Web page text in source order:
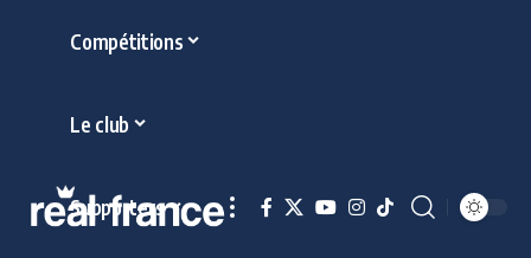
Compétitions
Le club
Supporters